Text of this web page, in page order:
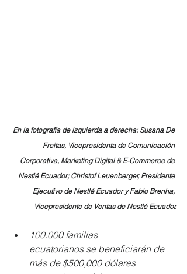
En la fotografía de izquierda a derecha: Susana De
Freitas, Vicepresidenta de Comunicación
Corporativa, Marketing Digital & E-Commerce de
Nestlé Ecuador; Christof Leuenberger, Presidente
Ejecutivo de Nestlé Ecuador y Fabio Brenha,
Vicepresidente de Ventas de Nestlé Ecuador.
100.000 familias
ecuatorianos se beneficiarán de
más de $500,000 dólares